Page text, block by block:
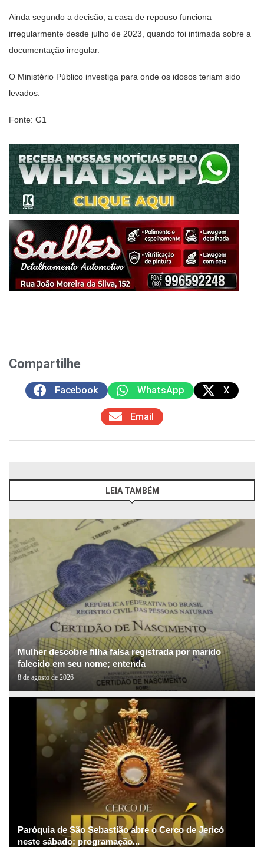
Ainda segundo a decisão, a casa de repouso funciona
irregularmente desde julho de 2023, quando foi intimada sobre a
documentação irregular.
O Ministério Público investiga para onde os idosos teriam sido
levados.
Fonte: G1
Compartilhe
Facebook WhatsApp X
Email
LEIA TAMBÉM
Mulher descobre filha falsa registrada por marido
falecido em seu nome; entenda
8 de agosto de 2026
Paróquia de São Sebastião abre o Cerco de Jericó
neste sábado; programação...